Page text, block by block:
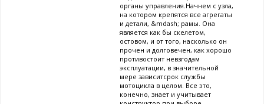
органы управления.Начнем с узла,
на котором крепятся все агрегаты
и детали, &mdash; рамы. Она
является как бы скелетом,
остовом, и от того, насколько он
прочен и долговечен, как хорошо
противостоит невзгодам
эксплуатации, в значительной
мере зависитсрок службы
мотоцикла в целом. Все это,
конечно, знает и учитывает